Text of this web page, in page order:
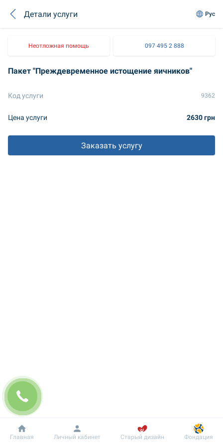
Детали услуги Рус
Неотложная помощь 097 495 2 888
Пакет "Преждевременное истощение яичников"
Код услуги 9362
Цена услуги 2630 грн
Заказать услугу
Добробут Информация Пациенту
Главная Личный кабинет Старый дизайн Фондация